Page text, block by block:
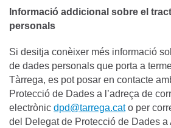
Informació addicional sobre el
personals
Si desitja conèixer més informació
de dades personals que porta a
Tàrrega, es pot posar en contacte
Protecció de Dades a l’adreça de
electrònic dpd@tarrega.cato per
del Delegat de Protecció de Dades a